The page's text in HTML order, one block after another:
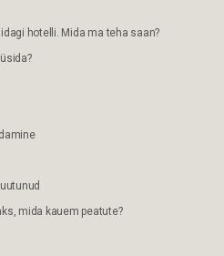
hotelli. Mida ma teha saan?
mida kauem peatute?